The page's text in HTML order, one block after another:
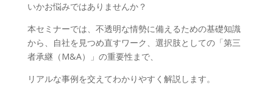
いかお悩みではありませんか？
本セミナーでは、不透明な情勢に備えるための基礎知識
から、自社を見つめ直すワーク、選択肢としての「第三
者承継（M&A）」の重要性まで、
リアルな事例を交えてわかりやすく解説します。